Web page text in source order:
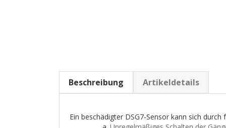
Beschreibung Artikeldetails
Ein beschädigter DSG7-Sensor kann sich